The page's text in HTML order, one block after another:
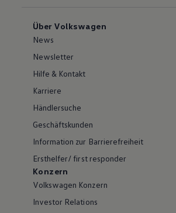
Über Volkswagen
News
Newsletter
Hilfe & Kontakt
Karriere
Händlersuche
Geschäftskunden
Information zur Barrierefreiheit
Ersthelfer/ first responder
Konzern
Volkswagen Konzern
Investor Relations